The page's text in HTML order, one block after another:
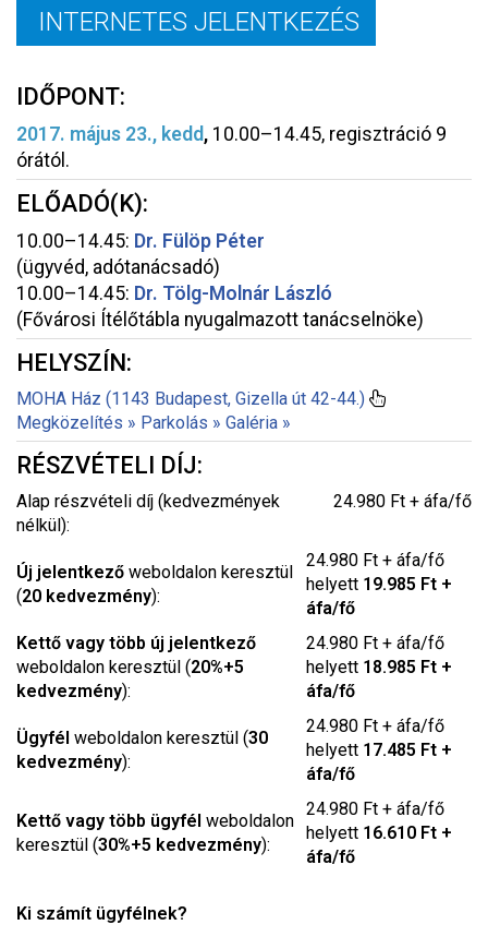
INTERNETES JELENTKEZÉS
IDŐPONT:
2017. május 23., kedd, 10.00–14.45, regisztráció 9
órától.
ELŐADÓ(K):
10.00–14.45: Dr. Fülöp Péter
(ügyvéd, adótanácsadó)
10.00–14.45: Dr. Tölg-Molnár László
(Fővárosi Ítélőtábla nyugalmazott tanácselnöke)
HELYSZÍN:
MOHA Ház (1143 Budapest, Gizella út 42-44.)
Megközelítés » Parkolás » Galéria »
RÉSZVÉTELI DÍJ:
Alap részvételi díj (kedvezmények
nélkül):
24.980 Ft + áfa/fő
Új jelentkező weboldalon keresztül
(20 kedvezmény):
24.980 Ft + áfa/fő
helyett 19.985 Ft +
áfa/fő
Kettő vagy több új jelentkező
weboldalon keresztül (20%+5
kedvezmény):
24.980 Ft + áfa/fő
helyett 18.985 Ft +
áfa/fő
Ügyfél weboldalon keresztül (30
kedvezmény):
24.980 Ft + áfa/fő
helyett 17.485 Ft +
áfa/fő
Kettő vagy több ügyfél weboldalon
keresztül (30%+5 kedvezmény):
24.980 Ft + áfa/fő
helyett 16.610 Ft +
áfa/fő
Ki számít ügyfélnek?